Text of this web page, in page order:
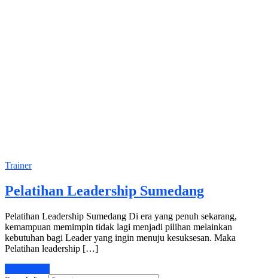
Trainer
Pelatihan Leadership Sumedang
Pelatihan Leadership Sumedang Di era yang penuh sekarang,
kemampuan memimpin tidak lagi menjadi pilihan melainkan
kebutuhan bagi Leader yang ingin menuju kesuksesan. Maka
Pelatihan leadership […]